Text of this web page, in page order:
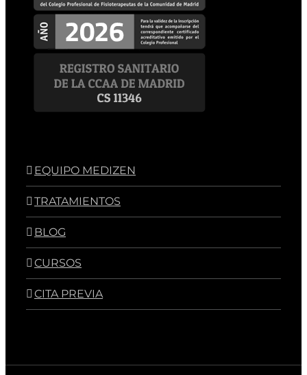
EQUIPO MEDIZEN
TRATAMIENTOS
BLOG
CURSOS
CITA PREVIA